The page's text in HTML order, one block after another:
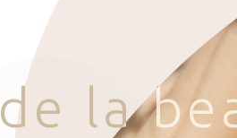
d e la be